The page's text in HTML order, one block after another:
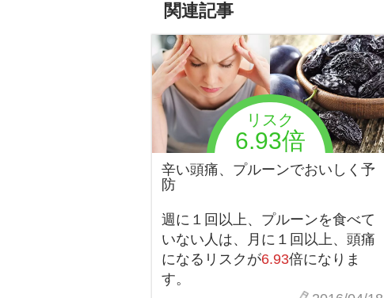
関連記事
リスク
6.93倍
辛い頭痛、プルーンでおいしく予
防
週に１回以上、プルーンを食べて
いない人は、月に１回以上、頭痛
になるリスクが6.93倍になりま
す。